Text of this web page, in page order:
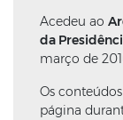
Acedeu ao
da
março de
Os
página